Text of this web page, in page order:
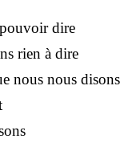
dire
rien à dire
nous nous disons